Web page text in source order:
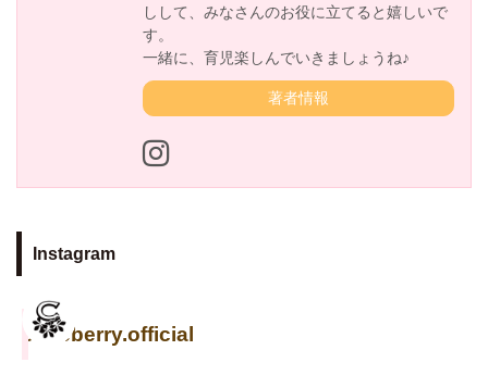
しして、みなさんのお役に立てると嬉しいで
す。
一緒に、育児楽しんでいきましょうね♪
著者情報
Instagram
cuseberry.official